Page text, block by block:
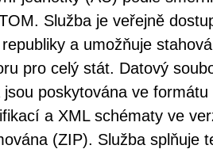
Služba je veřejně
a umožňuje
pro celý stát. Datový
poskytována ve
a XML schématy ve
(ZIP). Služba splňuje